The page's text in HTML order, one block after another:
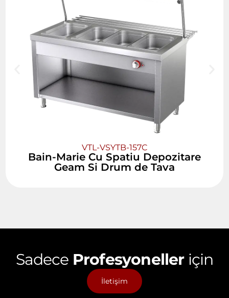
VTL-VSYTB-157C
Bain-Marie Cu Spatiu Depozitare
Geam Si Drum de Tava
Sadece Profesyonelleriçin
İletişim